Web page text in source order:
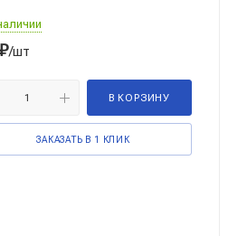
₽/шт
В КОРЗИНУ
ЗАКАЗАТЬ В 1 КЛИК